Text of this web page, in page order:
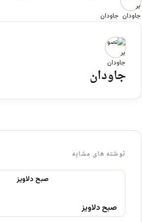
جاودان
جاودان
نوشته های مشابه
صبح دلاویز